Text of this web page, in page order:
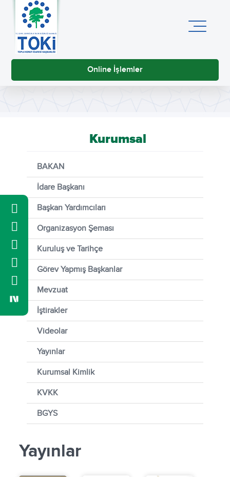
Online İşlemler
Kurumsal
BAKAN
İdare Başkanı
Başkan Yardımcıları
Organizasyon Şeması
Kuruluş ve Tarihçe
Görev Yapmış Başkanlar
Mevzuat
İştirakler
Videolar
Yayınlar
Kurumsal Kimlik
KVKK
BGYS
Yayınlar